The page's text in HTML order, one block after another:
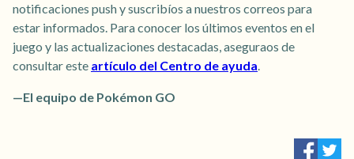
notificaciones push y suscribíos a nuestros correos para
estar informados. Para conocer los últimos eventos en el
juego y las actualizaciones destacadas, aseguraos de
consultar este artículo del Centro de ayuda.
—El equipo de Pokémon GO